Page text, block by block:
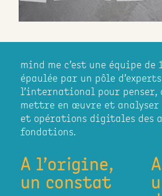
mind me c’est une équipe de
épaulée par un pôle
l’international pour penser,
mettre en œuvre et analyser
et opérations digitales des
fondations.
A l’origine,
un constat